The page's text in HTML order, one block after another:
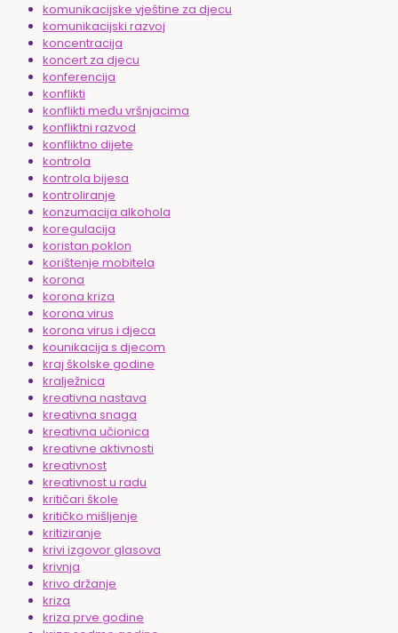
komunikacijske vještine za djecu
komunikacijski razvoj
koncentracija
koncert za djecu
konferencija
konflikti
konflikti među vršnjacima
konfliktni razvod
konfliktno dijete
kontrola
kontrola bijesa
kontroliranje
konzumacija alkohola
koregulacija
koristan poklon
korištenje mobitela
korona
korona kriza
korona virus
korona virus i djeca
kounikacija s djecom
kraj školske godine
kralježnica
kreativna nastava
kreativna snaga
kreativna učionica
kreativne aktivnosti
kreativnost
kreativnost u radu
kritičari škole
kritičko mišljenje
kritiziranje
krivi izgovor glasova
krivnja
krivo držanje
kriza
kriza prve godine